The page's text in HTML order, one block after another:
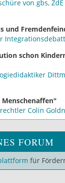
von gbs,
und
schon
Colin
FORUM
für